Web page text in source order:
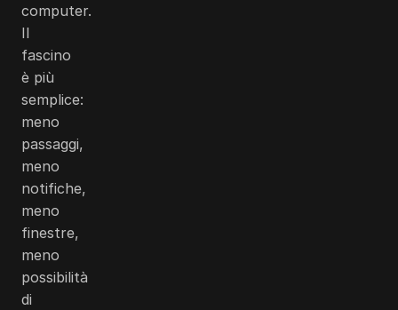
computer.
Il
fascino
è più
semplice:
meno
passaggi,
meno
notifiche,
meno
finestre,
meno
possibilità
di